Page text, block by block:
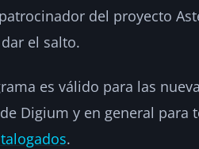
del proyecto
el salto.
es válido para las
Digium y en general
.